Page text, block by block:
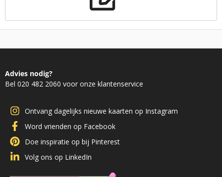
Advies nodig?
Bel 020 482 2060 voor onze klantenservice
Ontvang dagelijks nieuwe kaarten op Instagram
Word vrienden op Facebook
Doe inspiratie op bij Pinterest
Volg ons op LinkedIn